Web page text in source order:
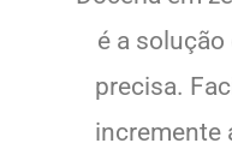
é a
precisa.
incremente